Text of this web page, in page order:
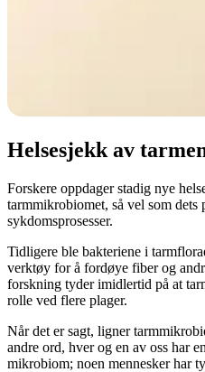
Helsesjekk av
Forskere oppdager stadig nye
tarmmikrobiomet, så vel som
sykdomsprosesser.
Tidligere ble bakteriene i
verktøy for å fordøye fiber og
forskning tyder imidlertid på at
rolle ved flere plager.
Når det er sagt, ligner
andre ord, hver og en av oss har
mikrobiom; noen mennesker har